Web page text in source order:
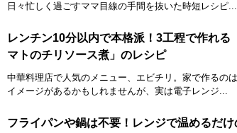
日々忙しく過ごすママ目線の手間を抜いた時短レシピ...
レンチン10分以内で本格派！3工程で作れる
マトのチリソース煮」のレシピ
中華料理店で人気のメニュー、エビチリ。家で作るの
イメージがあるかもしれませんが、実は電子レンジ...
フライパンや鍋は不要！レンジで温めるだ